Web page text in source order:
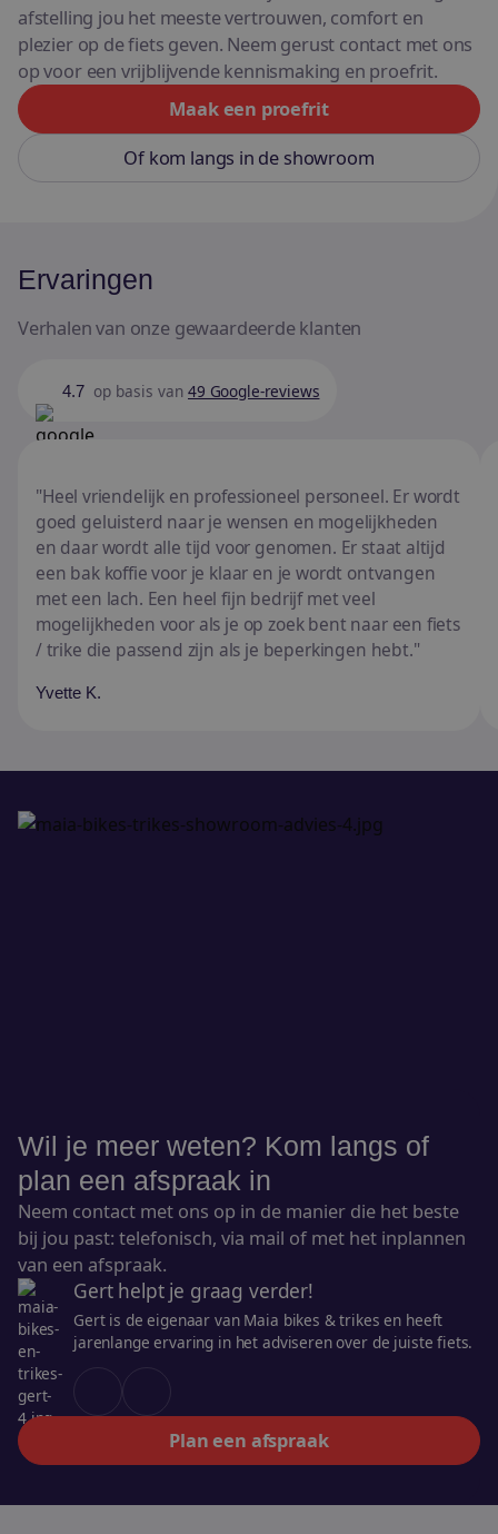
afstelling jou het meeste vertrouwen, comfort en
plezier op de fiets geven. Neem gerust contact met ons
op voor een vrijblijvende kennismaking en proefrit.
Maak een proefrit
Of kom langs in de showroom
Ervaringen
Verhalen van onze gewaardeerde klanten
4.7 op basis van 49 Google-reviews
Heel vriendelijk en professioneel personeel. Er wordt
goed geluisterd naar je wensen en mogelijkheden
en daar wordt alle tijd voor genomen. Er staat altijd
een bak koffie voor je klaar en je wordt ontvangen
met een lach. Een heel fijn bedrijf met veel
mogelijkheden voor als je op zoek bent naar een fiets
/ trike die passend zijn als je beperkingen hebt.
Yvette K.
Wil je meer weten? Kom langs of
plan een afspraak in
Neem contact met ons op in de manier die het beste
bij jou past: telefonisch, via mail of met het inplannen
van een afspraak.
Gert helpt je graag verder!
Gert is de eigenaar van Maia bikes & trikes en heeft
jarenlange ervaring in het adviseren over de juiste fiets.
Plan een afspraak